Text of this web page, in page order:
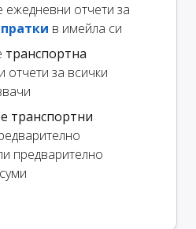
ежедневни отчети за
в имейла си
транспортна
и отчети за всички
транспортни
предварително